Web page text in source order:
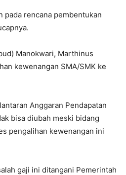
pada rencana pembentukan
Manokwari, Marthinus
kewenangan SMA/SMK ke
Anggaran Pendapatan
bisa diubah meski bidang
pengalihan kewenangan ini
gaji ini ditangani Pemerintah